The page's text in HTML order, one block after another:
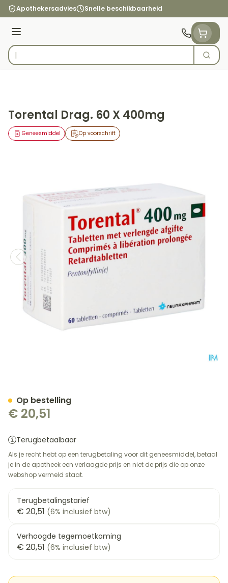
Ga naar de inhoud
Apothekersadvies Snelle beschikbaarheid
Menu
Product, merk, categorie...
Zoek
Torental Drag. 60 X 400mg
Op voorschrift
Geneesmiddel
€ 20,51
Terugbetaalbaar
Als je recht hebt op een terugbetaling voor dit geneesmiddel, betaal
je in de apotheek een verlaagde prijs en niet de prijs die op onze
webshop vermeld staat.
Terugbetalingstarief
€ 20,51 (6% inclusief btw)
Verhoogde tegemoetkoming
€ 20,51 (6% inclusief btw)
Op bestelling